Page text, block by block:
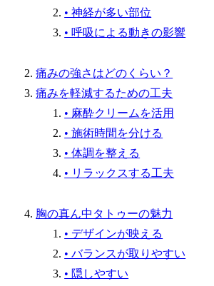
• 神経が多い部位
• 呼吸による動きの影響
痛みの強さはどのくらい？
痛みを軽減するための工夫
• 麻酔クリームを活用
• 施術時間を分ける
• 体調を整える
• リラックスする工夫
胸の真ん中タトゥーの魅力
• デザインが映える
• バランスが取りやすい
• 隠しやすい